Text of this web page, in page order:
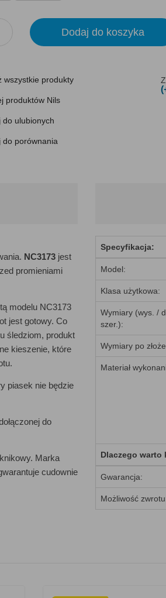
Dodaj do koszyka
wszystkie produkty
produktów Nils
do ulubionych
do porównania
NC3173 jest
promieniami
modelu NC3173
jest gotowy. Co
śledziom, produkt
kieszenie, które
piasek nie będzie
do
Marka
cudownie
Specyfikacja:
Model:
Klasa użytkowa:
Wymiary (wys. /
szer.):
Wymiary po
Materiał
Dlaczego warto
Gwarancja:
Możliwość